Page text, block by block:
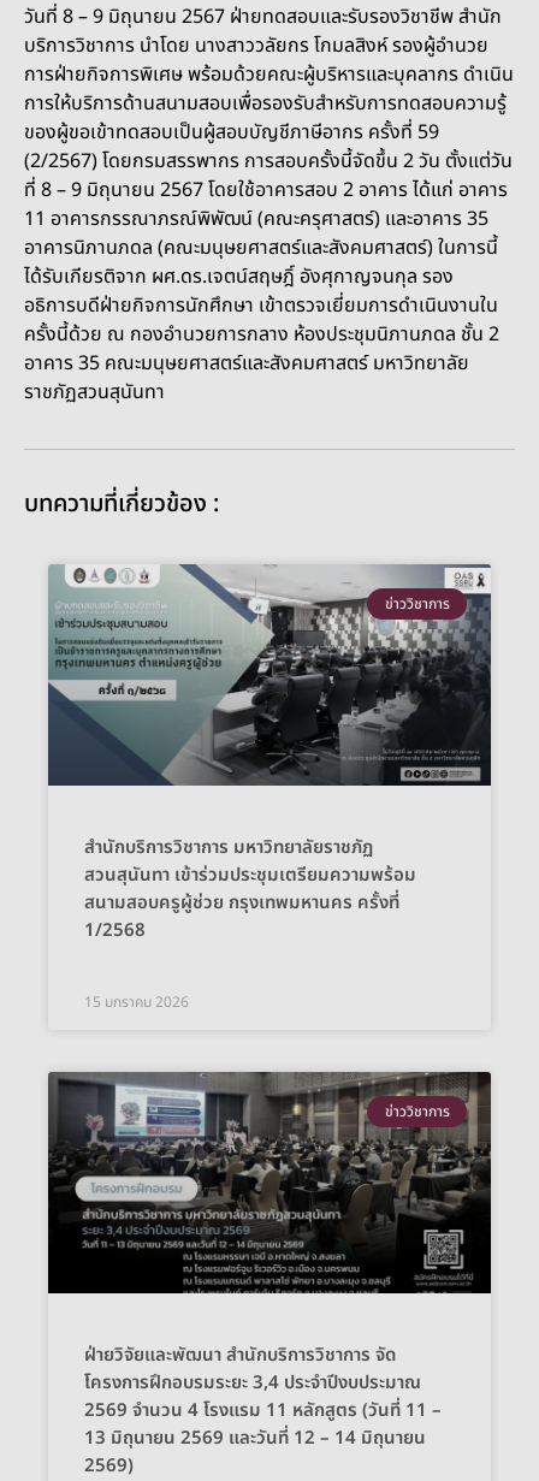
วันที่ 8 – 9 มิถุนายน 2567 ฝ่ายทดสอบและรับรองวิชาชีพ สำนัก
บริการวิชาการ นำโดย นางสาววลัยกร โกมลสิงห์ รองผู้อำนวย
การฝ่ายกิจการพิเศษ พร้อมด้วยคณะผู้บริหารและบุคลากร ดำเนิน
การให้บริการด้านสนามสอบเพื่อรองรับสำหรับการทดสอบความรู้
ของผู้ขอเข้าทดสอบเป็นผู้สอบบัญชีภาษีอากร ครั้งที่ 59
(2/2567) โดยกรมสรรพากร การสอบครั้งนี้จัดขึ้น 2 วัน ตั้งแต่วัน
ที่ 8 – 9 มิถุนายน 2567 โดยใช้อาคารสอบ 2 อาคาร ได้แก่ อาคาร
11 อาคารกรรณาภรณ์พิพัฒน์ (คณะครุศาสตร์) และอาคาร 35
อาคารนิภานภดล (คณะมนุษยศาสตร์และสังคมศาสตร์) ในการนี้
ได้รับเกียรติจาก ผศ.ดร.เจตน์สฤษฎิ์ อังศุกาญจนกุล รอง
อธิการบดีฝ่ายกิจการนักศึกษา เข้าตรวจเยี่ยมการดำเนินงานใน
ครั้งนี้ด้วย ณ กองอำนวยการกลาง ห้องประชุมนิภานภดล ชั้น 2
อาคาร 35 คณะมนุษยศาสตร์และสังคมศาสตร์ มหาวิทยาลัย
ราชภัฏสวนสุนันทา
บทความที่เกี่ยวข้อง :
ข่าววิชาการ
สำนักบริการวิชาการ มหาวิทยาลัยราชภัฏ
สวนสุนันทา เข้าร่วมประชุมเตรียมความพร้อม
สนามสอบครูผู้ช่วย กรุงเทพมหานคร ครั้งที่
1/2568
15 มกราคม 2026
ข่าววิชาการ
ฝ่ายวิจัยและพัฒนา สำนักบริการวิชาการ จัด
โครงการฝึกอบรมระยะ 3,4 ประจำปีงบประมาณ
2569 จำนวน 4 โรงแรม 11 หลักสูตร (วันที่ 11 –
13 มิถุนายน 2569 และวันที่ 12 – 14 มิถุนายน
2569)